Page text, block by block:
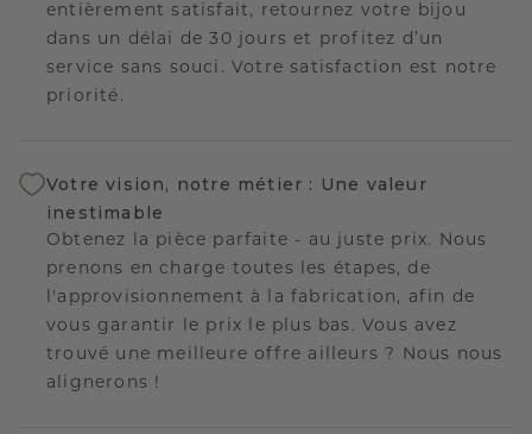
entièrement satisfait, retournez votre bijou
dans un délai de 30 jours et profitez d’un
service sans souci. Votre satisfaction est notre
priorité.
Votre vision, notre métier : Une valeur
inestimable
Obtenez la pièce parfaite - au juste prix. Nous
prenons en charge toutes les étapes, de
l'approvisionnement à la fabrication, afin de
vous garantir le prix le plus bas. Vous avez
trouvé une meilleure offre ailleurs ? Nous nous
alignerons !